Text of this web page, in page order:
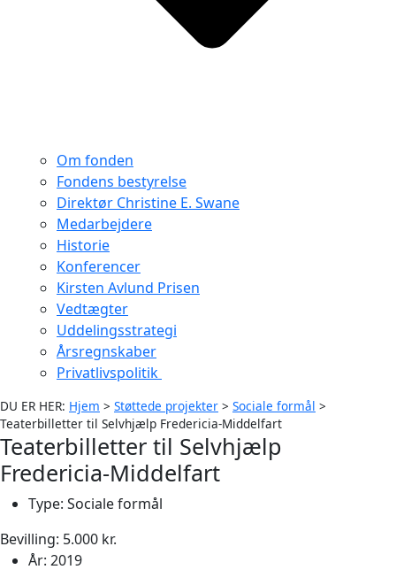
Om fonden
Fondens bestyrelse
Direktør Christine E. Swane
Medarbejdere
Historie
Konferencer
Kirsten Avlund Prisen
Vedtægter
Uddelingsstrategi
Årsregnskaber
Privatlivspolitik
DU ER HER: Hjem > Støttede projekter > Sociale formål >
Teaterbilletter til Selvhjælp Fredericia-Middelfart
Teaterbilletter til Selvhjælp
Fredericia-Middelfart
Type: Sociale formål
Bevilling: 5.000 kr.
År: 2019